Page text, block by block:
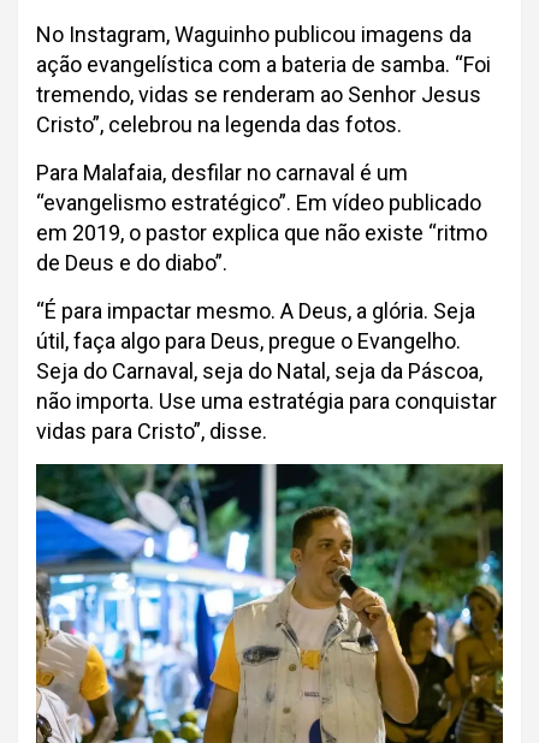
No Instagram, Waguinho publicou imagens da
ação evangelística com a bateria de samba. “Foi
tremendo, vidas se renderam ao Senhor Jesus
Cristo”, celebrou na legenda das fotos.
Para Malafaia, desfilar no carnaval é um
“evangelismo estratégico”. Em vídeo publicado
em 2019, o pastor explica que não existe “ritmo
de Deus e do diabo”.
“É para impactar mesmo. A Deus, a glória. Seja
útil, faça algo para Deus, pregue o Evangelho.
Seja do Carnaval, seja do Natal, seja da Páscoa,
não importa. Use uma estratégia para conquistar
vidas para Cristo”, disse.